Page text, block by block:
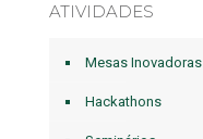
ATIVIDADES
Mesas Inovadoras
Hackathons